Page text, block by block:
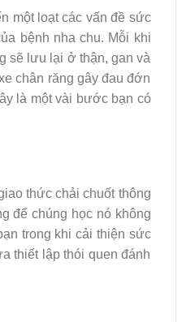
một loạt các vấn đề sức
bệnh nha chu. Mỗi khi
sẽ lưu lại ở thận, gan và
chân răng gây đau đớn
là một vài bước bạn có
thức chải chuốt thông
để chúng học nó không
trong khi cải thiện sức
thiết lập thói quen đánh